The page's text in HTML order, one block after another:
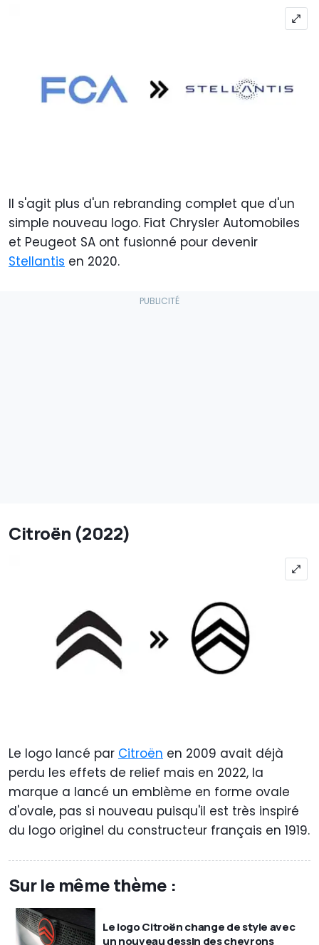
Il s'agit plus d'un rebranding complet que d'un
simple nouveau logo. Fiat Chrysler Automobiles
et Peugeot SA ont fusionné pour devenir
Stellantis en 2020.
Citroën (2022)
Le logo lancé par Citroën en 2009 avait déjà
perdu les effets de relief mais en 2022, la
marque a lancé un emblème en forme ovale
d'ovale, pas si nouveau puisqu'il est très inspiré
du logo originel du constructeur français en 1919.
Sur le même thème :
Le logo Citroën change de style avec
un nouveau dessin des chevrons